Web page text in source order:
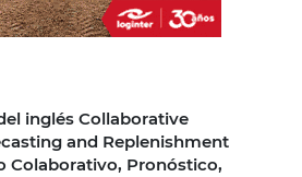
inglés Collaborative
and Replenishment
Colaborativo, Pronóstico,